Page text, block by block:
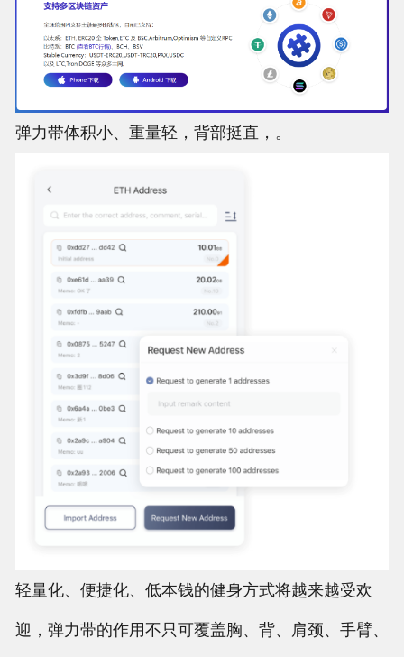
弹力带体积小、重量轻，背部挺直，。
轻量化、便捷化、低本钱的健身方式将越来越受欢
迎，弹力带的作用不只可覆盖胸、背、肩颈、手臂、